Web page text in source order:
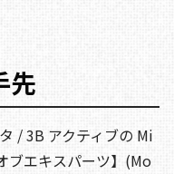
先
/ 3B アクティブの Mi
エキスパーツ】(Mo